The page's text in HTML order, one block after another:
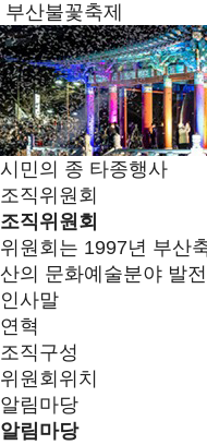
부산불꽃축제
시민의 종 타종행사
조직위원회
조직위원회
위원회는 1997년 부산
산의 문화예술분야 발
인사말
연혁
조직구성
위원회위치
알림마당
알림마당